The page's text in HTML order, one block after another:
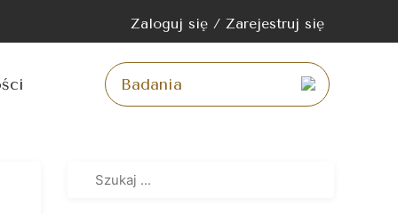
Zaloguj się / Zarejestruj się